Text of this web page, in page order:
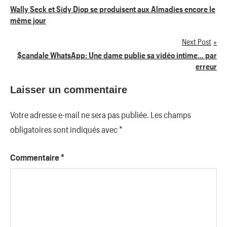
Navigation
de
Wally Seck et Sidy Diop se produisent aux Almadies encore le
même jour
Next Post
$candale WhatsApp: Une dame publie sa vidéo intime… par
erreur
Laisser un commentaire
Votre adresse e-mail ne sera pas publiée. Les champs
obligatoires sont indiqués avec*
Commentaire *